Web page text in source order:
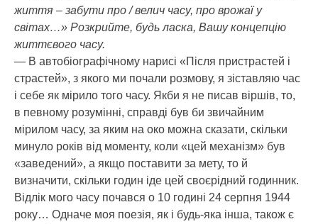
життя – забути про / велич часу, про врожаї у
світах…» Розкрийте, будь ласка, Вашу концепцію
життєвого часу.
— В автобіографічному нарисі «Після пристрастей і
страстей», з якого ми почали розмову, я зіставляю час
і себе як мірило того часу. Якби я не писав віршів, то,
в певному розумінні, справді був би звичайним
мірилом часу, за яким на око можна сказати, скільки
минуло років від моменту, коли «цей механізм» був
«заведений», а якщо поставити за мету, то й
визначити, скільки годин іде цей своєрідний годинник.
Відлік мого часу почався о 10 годині 24 серпня 1944
року… Одначе моя поезія, як і будь-яка інша, також є